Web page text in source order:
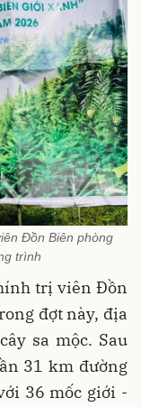
Đồn Biên phòng
trình
trị viên Đồn
đợt này, địa
sa mộc. Sau
31 km đường
36 mốc giới -